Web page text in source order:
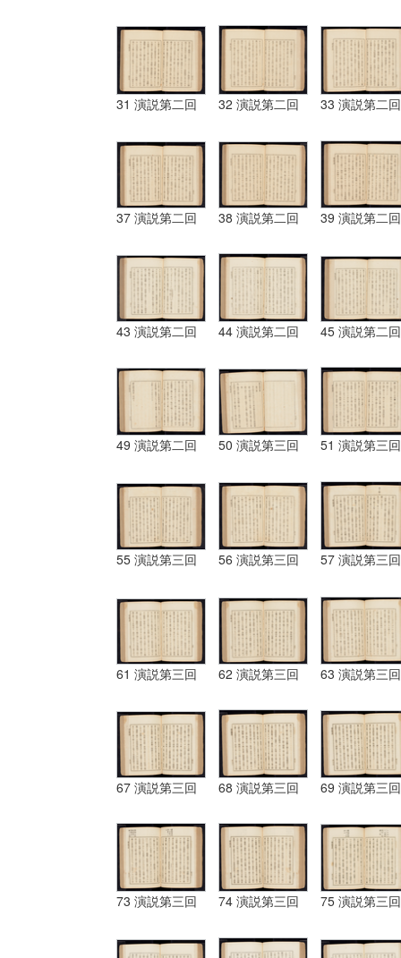
31 演説第二回 32 演説第二回 33 演説第二回
37 演説第二回 38 演説第二回 39 演説第二回
43 演説第二回 44 演説第二回 45 演説第二回
49 演説第二回 50 演説第三回 51 演説第三回
55 演説第三回 56 演説第三回 57 演説第三回
61 演説第三回 62 演説第三回 63 演説第三回
67 演説第三回 68 演説第三回 69 演説第三回
73 演説第三回 74 演説第三回 75 演説第三回